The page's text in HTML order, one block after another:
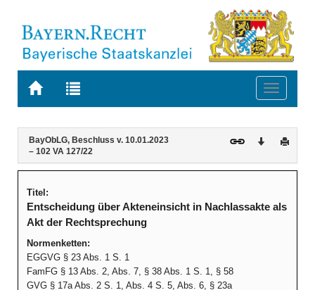
Zur
BAYERN.RECHT
Zur
letzten
Suche
Toggle
Navigation
InhaltBayObLG, Beschluss v. 10.01.2023
– 102 VA 127/22
Download
Titel:
Entscheidung über Akteneinsicht in Nachlassakte als
Akt der Rechtsprechung
Normenketten:
EGGVG § 23 Abs. 1 S. 1
FamFG § 13 Abs. 2, Abs. 7, § 38 Abs. 1 S. 1, § 58
GVG § 17a Abs. 2 S. 1, Abs. 4 S. 5, Abs. 6, § 23a